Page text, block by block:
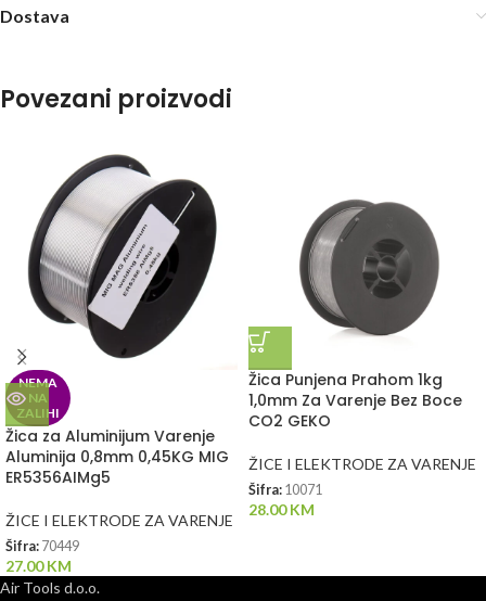
Dostava
Povezani proizvodi
NEMA
NA
ZALIHI
Žica za Aluminijum Varenje
Aluminija 0,8mm 0,45KG MIG
ER5356AIMg5
ŽICE I ELEKTRODE ZA VARENJE
Šifra: 70449
27.00KM
Žica Punjena Prahom 1kg
1,0mm Za Varenje Bez Boce
CO2 GEKO
ŽICE I ELEKTRODE ZA VARENJE
Šifra: 10071
28.00KM
Air Tools d.o.o.